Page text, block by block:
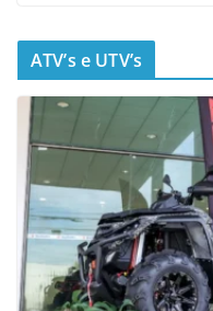
ATV’s e UTV’s